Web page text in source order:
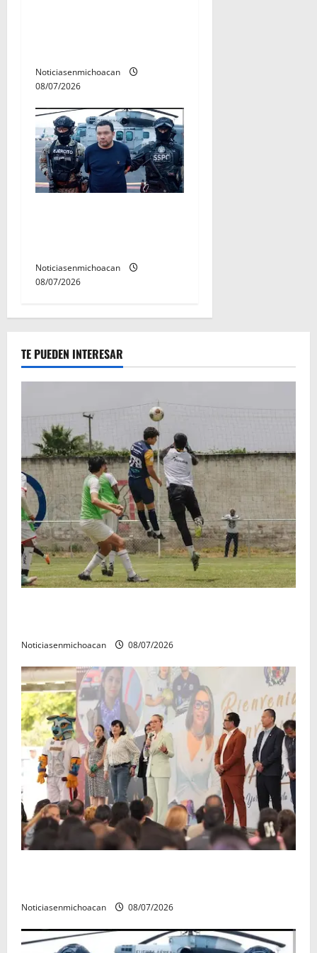
Noticiasenmichoacan
08/07/2026
Noticiasenmichoacan
08/07/2026
TE PUEDEN INTERESAR
Noticiasenmichoacan 08/07/2026
Noticiasenmichoacan 08/07/2026